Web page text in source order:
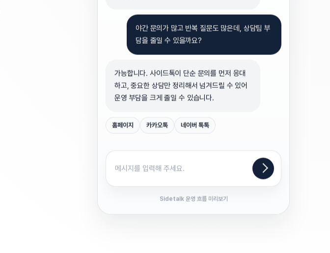
야간 문의가 많고 반복 질문도 많은데, 상담팀 부
담을 줄일 수 있을까요?
가능합니다. 사이드톡이 단순 문의를 먼저 응대
하고, 중요한 상담만 정리해서 넘겨드릴 수 있어
운영 부담을 크게 줄일 수 있습니다.
홈페이지 카카오톡 네이버 톡톡
메시지를 입력해 주세요.
Sidetalk 운영 흐름 미리보기